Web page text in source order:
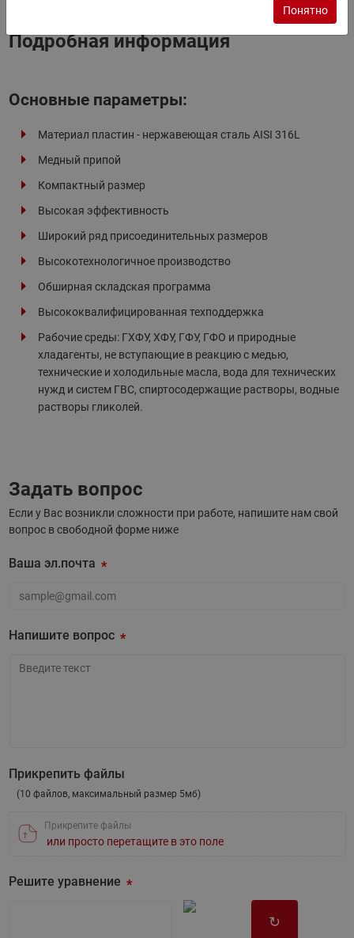
Подробная информация
Основные параметры:
Материал пластин - нержавеющая сталь AISI 316L
Медный припой
Компактный размер
Высокая эффективность
Широкий ряд присоединительных размеров
Высокотехнологичное производство
Обширная складская программа
Высококвалифицированная техподдержка
Рабочие среды: ГХФУ, ХФУ, ГФУ, ГФО и природные
хладагенты, не вступающие в реакцию с медью,
технические и холодильные масла, вода для технических
нужд и систем ГВС, спиртосодержащие растворы, водные
растворы гликолей.
Задать вопрос
Если у Вас возникли сложности при работе, напишите нам свой
вопрос в свободной форме ниже
Ваша эл.почта
Напишите вопрос
Прикрепить файлы
(10 файлов, максимальный размер 5мб)
Прикрепите файлы
или просто перетащите в это поле
Решите уравнение
↻
Понятно